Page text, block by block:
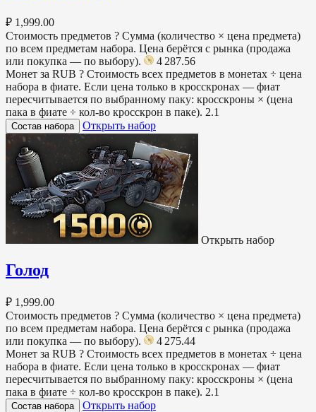
₽ 1,999.00
Стоимость предметов ? Сумма (количество × цена предмета)
по всем предметам набора. Цена берётся с рынка (продажа
или покупка — по выбору).
4 287.56
Монет за RUB ? Стоимость всех предметов в монетах ÷ цена
набора в фиате. Если цена только в кросскронах — фиат
пересчитывается по выбранному паку: кросскроны × (цена
пака в фиате ÷ кол-во кросскрон в паке). 2.1
Состав набора Открыть набор
Открыть набор
Голод
₽ 1,999.00
Стоимость предметов ? Сумма (количество × цена предмета)
по всем предметам набора. Цена берётся с рынка (продажа
или покупка — по выбору).
4 275.44
Монет за RUB ? Стоимость всех предметов в монетах ÷ цена
набора в фиате. Если цена только в кросскронах — фиат
пересчитывается по выбранному паку: кросскроны × (цена
пака в фиате ÷ кол-во кросскрон в паке). 2.1
Состав набора Открыть набор